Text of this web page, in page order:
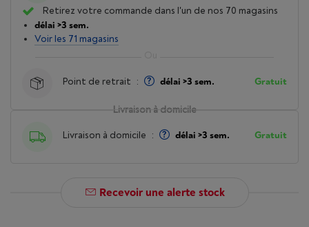
Livraison à domicile
Livraison à domicile : délai >3 sem. Gratuit
Retirez votre commande dans l'un de nos 70 magasins
délai >3 sem.
Voir les 71 magasins
Point de retrait : délai >3 sem. Gratuit
Recevoir une alerte stock